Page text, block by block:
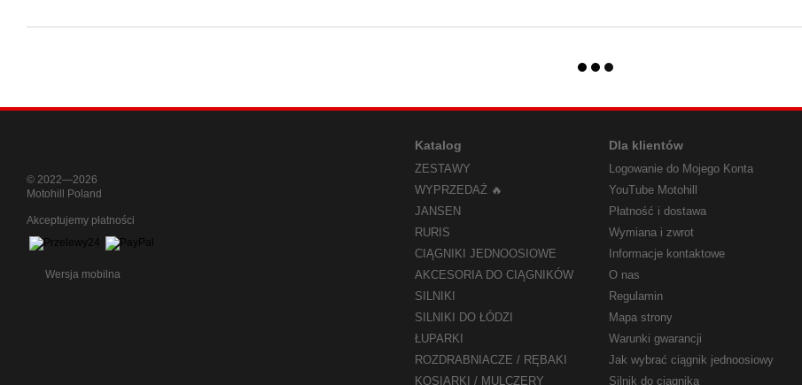
© 2022—2026
Motohill Poland
Akceptujemy płatności
Wersja mobilna
Katalog
ZESTAWY
WYPRZEDAŻ 🔥
JANSEN
RURIS
CIĄGNIKI JEDNOOSIOWE
AKCESORIA DO CIĄGNIKÓW
SILNIKI
SILNIKI DO ŁÓDZI
ŁUPARKI
ROZDRABNIACZE / RĘBAKI
KOSIARKI / MULCZERY
Dla klientów
Logowanie do Mojego Konta
YouTube Motohill
Płatność i dostawa
Wymiana i zwrot
Informacje kontaktowe
O nas
Regulamin
Mapa strony
Warunki gwarancji
Jak wybrać ciągnik jednoosiowy
Silnik do ciągnika